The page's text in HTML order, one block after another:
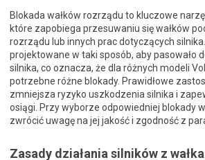
Blokada wałków rozrządu to kluczowe
które zapobiega przesuwaniu się wałków
rozrządu lub innych prac dotyczących
projektowane w taki sposób, aby pasowało
silnika, co oznacza, że dla różnych modeli
potrzebne różne blokady. Prawidłowe
zmniejsza ryzyko uszkodzenia silnika i
osiągi. Przy wyborze odpowiedniej blokady
zwrócić uwagę na jej jakość i zgodność z
Zasady działania silników z